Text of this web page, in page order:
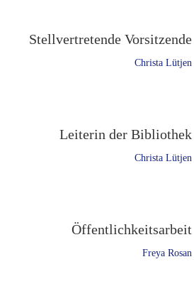
Stellvertretende Vorsitzende
Christa Lütjen
Leiterin der Bibliothek
Christa Lütjen
Öffentlichkeitsarbeit
Freya Rosan